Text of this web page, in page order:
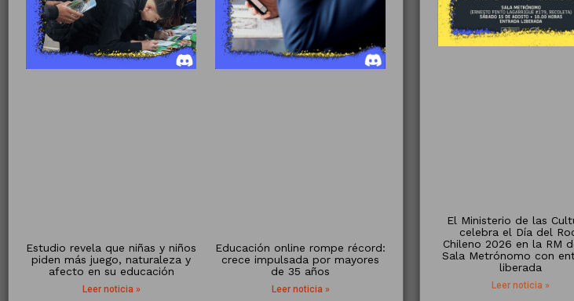
Estudio revela que niñas y niños
piden más juego, naturaleza y
afecto en su educación
Leer noticia »
Educación online rompe récord:
crece impulsada por mayores
de 35 años
Leer noticia »
El Ministerio de las
celebra el Día del
Chileno 2026 en la RM
Sala Metrónomo con
liberada
Leer noticia »